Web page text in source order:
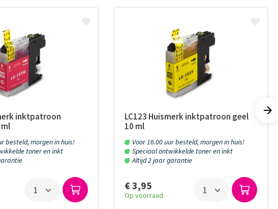
inktpatroon
besteld, morgen in huis!
toner en inkt
LC123 Huismerk inktpatroon geel
10 ml
Voor 16.00 uur besteld, morgen in huis!
Speciaal ontwikkelde toner en inkt
Altijd 2 jaar garantie
€ 3,95
Op voorraad